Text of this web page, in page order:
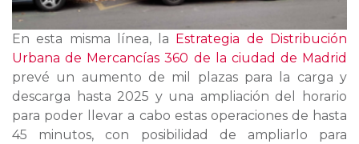
En esta misma línea, la Estrategia de Distribución
Urbana de Mercancías 360 de la ciudad de Madrid
prevé un aumento de mil plazas para la carga y
descarga hasta 2025 y una ampliación del horario
para poder llevar a cabo estas operaciones de hasta
45 minutos, con posibilidad de ampliarlo para